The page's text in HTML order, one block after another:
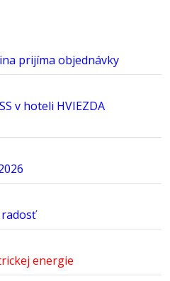
prijíma objednávky
v hoteli HVIEZDA
radosť
energie